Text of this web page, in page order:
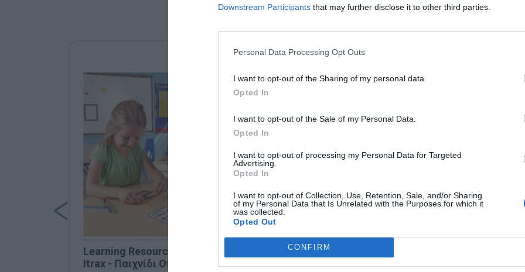
Downstream Participants that may further disclose it to other third parties.
Personal Data Processing Opt Outs
I want to opt-out of the Sharing of my personal data.
Opted In
I want to opt-out of the Sale of my Personal Data.
Opted In
I want to opt-out of processing my Personal Data for Targeted
Advertising.
Opted In
I want to opt-out of Collection, Use, Retention, Sale, and/or Sharing
of my Personal Data that Is Unrelated with the Purposes for which it
was collected.
Opted Out
CONFIRM
Learning Resources LΕR9279
Itrax - Παιχνίδι Οπτικής
Atelier LudiTab Ενυδρείο Nathan
– Ξύλινο Παιχνίδι Λογικής &